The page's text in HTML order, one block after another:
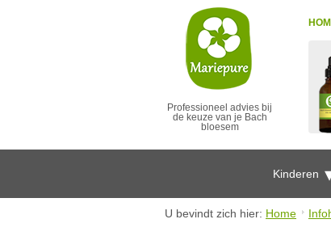
Professioneel advies bij
de keuze van je Bach
bloesem
Kinderen
U bevindt zich hier: Home